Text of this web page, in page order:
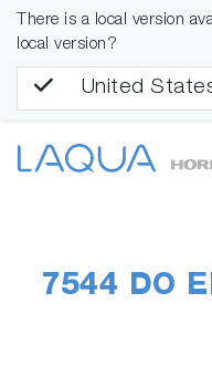
There is a local version
local version?
United
7544 DO